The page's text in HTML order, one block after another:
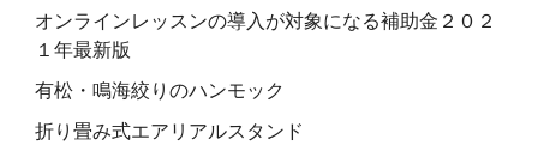
オンラインレッスンの導入が対象になる補助金２０２
１年最新版
有松・鳴海絞りのハンモック
折り畳み式エアリアルスタンド